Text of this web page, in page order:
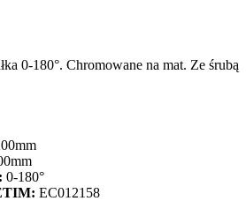
0-180°. Chromowane na mat. Ze śrubą
0-180°
EC012158